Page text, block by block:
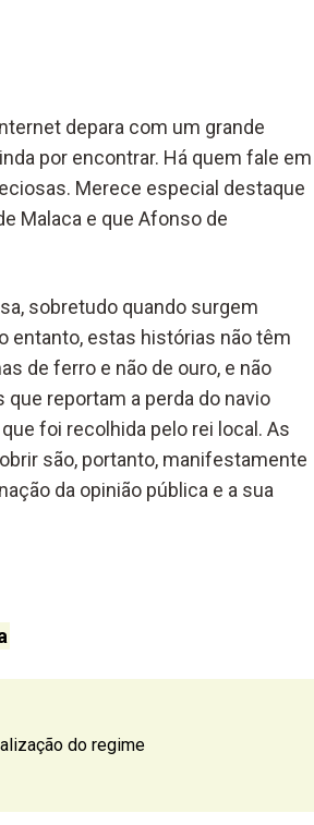
depara com um grande
por encontrar. Há quem fale em
Merece especial destaque
Malaca e que Afonso de
sobretudo quando surgem
entanto, estas histórias não têm
de ferro e não de ouro, e não
reportam a perda do navio
foi recolhida pelo rei local. As
são, portanto, manifestamente
da opinião pública e a sua
do regime